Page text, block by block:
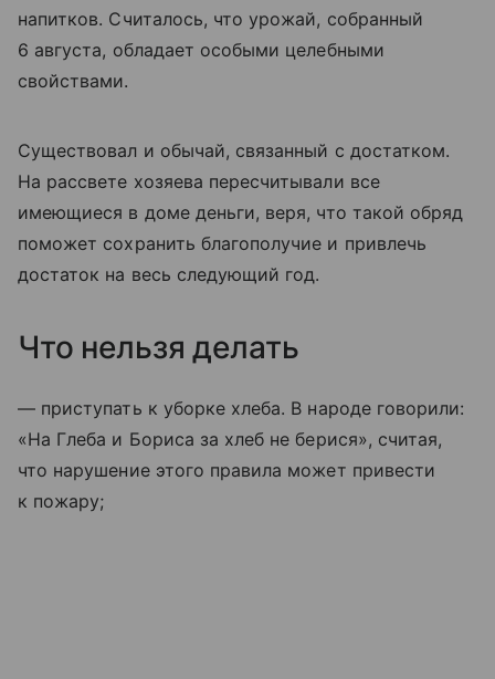
напитков. Считалось, что урожай, собранный
6 августа, обладает особыми целебными
свойствами.
Существовал и обычай, связанный с достатком.
На рассвете хозяева пересчитывали все
имеющиеся в доме деньги, веря, что такой обряд
поможет сохранить благополучие и привлечь
достаток на весь следующий год.
Что нельзя делать
— приступать к уборке хлеба. В народе говорили:
«На Глеба и Бориса за хлеб не берися», считая,
что нарушение этого правила может привести
к пожару;